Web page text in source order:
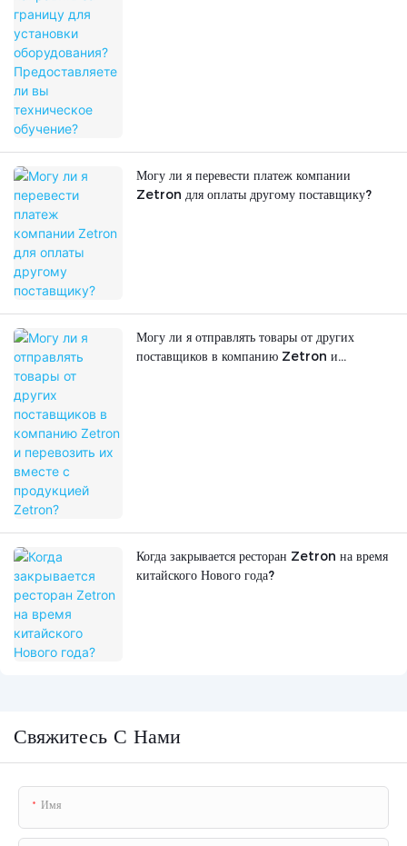
Могу ли я перевести платеж компании
Zetron для оплаты другому поставщику?
Могу ли я отправлять товары от других
поставщиков в компанию Zetron и
Когда закрывается ресторан Zetron на время
китайского Нового года?
Свяжитесь С Нами
Имя